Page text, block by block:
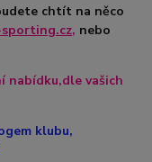
chtít na něco
, nebo
nabídku,dle vašich
klubu,